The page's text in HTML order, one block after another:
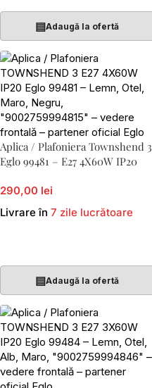
▤Adaugă la ofertă
Aplica / Plafoniera Townshend 3
Eglo 99481 – E27 4X60W IP20
290,00 lei
Livrare în 7 zile lucrătoare
▤Adaugă la ofertă